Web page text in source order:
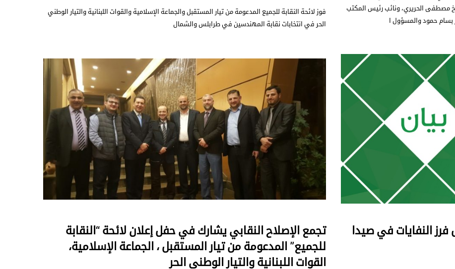
مصطفى الحريري، ونائب رئيس المكتب
حمود والمسؤول ا
فوز لائحة النقابة للجميع المدعومة من تيار المستقبل والجماعة الإسلامية والقوات اللبنانية والتيار الوطني
الحر في انتخابات نقابة المهندسين في طرابلس والشمال
فرز النفايات في صيدا
تجمع الإصلاح النقابي يشارك في حفل إعلان لائحة “النقابة
للجميع” المدعومة من تيار المستقبل ، الجماعة الإسلامية،
القوات اللبنانية والتيار الوطني الحر